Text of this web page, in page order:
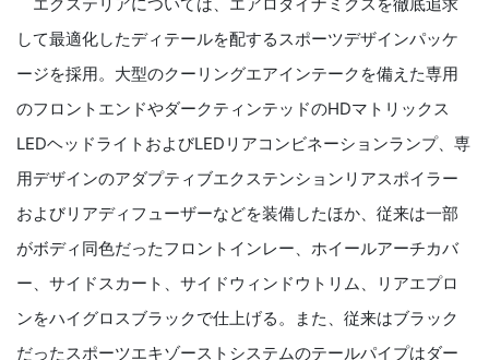
して最適化したディテールを配するスポーツデザインパッケ
ージを採用。大型のクーリングエアインテークを備えた専用
のフロントエンドやダークティンテッドのHDマトリックス
LEDヘッドライトおよびLEDリアコンビネーションランプ、専
用デザインのアダプティブエクステンションリアスポイラー
およびリアディフューザーなどを装備したほか、従来は一部
がボディ同色だったフロントインレー、ホイールアーチカバ
ー、サイドスカート、サイドウィンドウトリム、リアエプロ
ンをハイグロスブラックで仕上げる。また、従来はブラック
だったスポーツエキゾーストシステムのテールパイプはダー